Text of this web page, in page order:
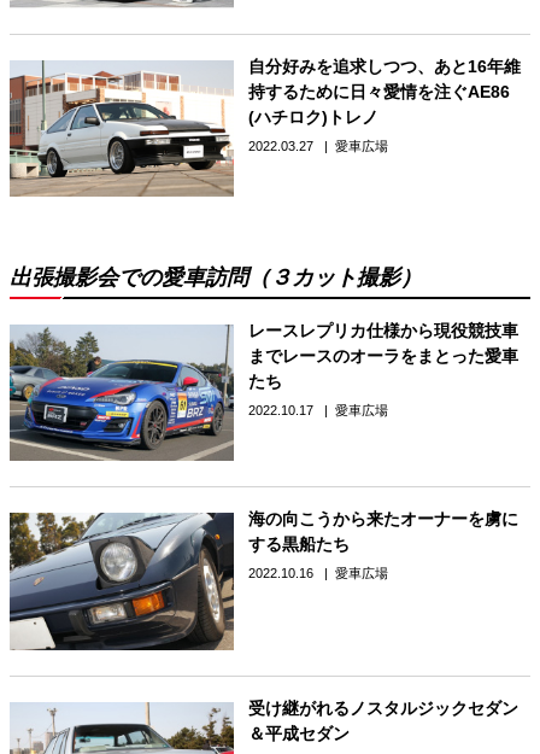
自分好みを追求しつつ、あと16年維
持するために日々愛情を注ぐAE86
(ハチロク)トレノ
2022.03.27 愛車広場
出張撮影会での愛車訪問（３カット撮影）
レースレプリカ仕様から現役競技車
までレースのオーラをまとった愛車
たち
2022.10.17 愛車広場
海の向こうから来たオーナーを虜に
する黒船たち
2022.10.16 愛車広場
受け継がれるノスタルジックセダン
＆平成セダン